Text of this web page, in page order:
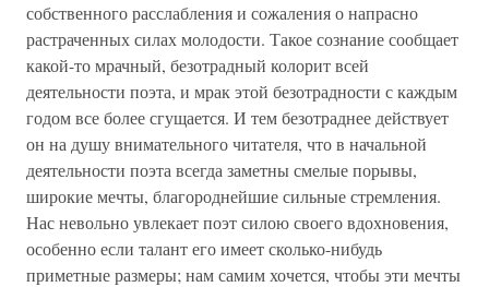
собственного расслабления и сожаления о напрасно
растраченных силах молодости. Такое сознание сообщает
какой-то мрачный, безотрадный колорит всей
деятельности поэта, и мрак этой безотрадности с каждым
годом все более сгущается. И тем безотраднее действует
он на душу внимательного читателя, что в начальной
деятельности поэта всегда заметны смелые порывы,
широкие мечты, благороднейшие сильные стремления.
Нас невольно увлекает поэт силою своего вдохновения,
особенно если талант его имеет сколько-нибудь
приметные размеры; нам самим хочется, чтобы эти мечты